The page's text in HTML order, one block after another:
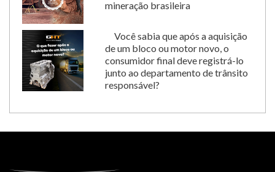
mineração brasileira
Você sabia que após a aquisição
de um bloco ou motor novo, o
consumidor final deve registrá-lo
junto ao departamento de trânsito
responsável?